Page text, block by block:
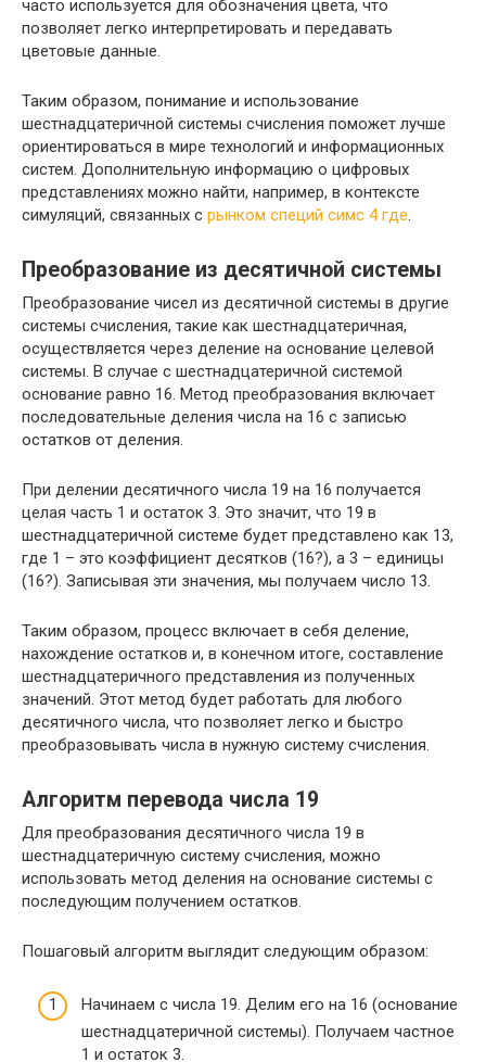
часто используется для обозначения цвета, что
позволяет легко интерпретировать и передавать
цветовые данные.
Таким образом, понимание и использование
шестнадцатеричной системы счисления поможет лучше
ориентироваться в мире технологий и информационных
систем. Дополнительную информацию о цифровых
представлениях можно найти, например, в контексте
симуляций, связанных с рынком специй симс 4 где.
Преобразование из десятичной системы
Преобразование чисел из десятичной системы в другие
системы счисления, такие как шестнадцатеричная,
осуществляется через деление на основание целевой
системы. В случае с шестнадцатеричной системой
основание равно 16. Метод преобразования включает
последовательные деления числа на 16 с записью
остатков от деления.
При делении десятичного числа 19 на 16 получается
целая часть 1 и остаток 3. Это значит, что 19 в
шестнадцатеричной системе будет представлено как 13,
где 1 – это коэффициент десятков (16?), а 3 – единицы
(16?). Записывая эти значения, мы получаем число 13.
Таким образом, процесс включает в себя деление,
нахождение остатков и, в конечном итоге, составление
шестнадцатеричного представления из полученных
значений. Этот метод будет работать для любого
десятичного числа, что позволяет легко и быстро
преобразовывать числа в нужную систему счисления.
Алгоритм перевода числа 19
Для преобразования десятичного числа 19 в
шестнадцатеричную систему счисления, можно
использовать метод деления на основание системы с
последующим получением остатков.
Пошаговый алгоритм выглядит следующим образом:
Начинаем с числа 19. Делим его на 16 (основание
шестнадцатеричной системы). Получаем частное
1 и остаток 3.